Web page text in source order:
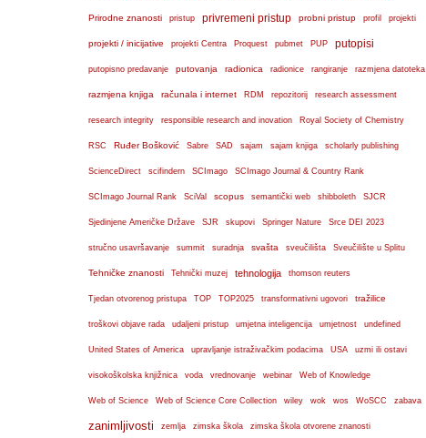
Prirodne znanosti pristup privremeni pristup probni pristup profil projekti
projekti / inicijative projekti Centra Proquest pubmet PUP putopisi
putopisno predavanje putovanja radionica radionice rangiranje razmjena datoteka
razmjena knjiga računala i internet RDM repozitorij research assessment
research integrity responsible research and inovation Royal Society of Chemistry
RSC Ruđer Bošković Sabre SAD sajam sajam knjiga scholarly publishing
ScienceDirect scifindern SCImago SCImago Journal & Country Rank
SCImago Journal Rank SciVal scopus semantički web shibboleth SJCR
Sjedinjene Američke Države SJR skupovi Springer Nature Srce DEI 2023
stručno usavršavanje summit suradnja svašta sveučilišta Sveučilište u Splitu
Tehničke znanosti Tehnički muzej tehnologija thomson reuters
Tjedan otvorenog pristupa TOP TOP2025 transformativni ugovori tražilice
troškovi objave rada udaljeni pristup umjetna inteligencija umjetnost undefined
United States of America upravljanje istraživačkim podacima USA uzmi ili ostavi
visokoškolska knjižnica voda vrednovanje webinar Web of Knowledge
Web of Science Web of Science Core Collection wiley wok wos WoSCC zabava
zanimljivosti zemlja zimska škola zimska škola otvorene znanosti